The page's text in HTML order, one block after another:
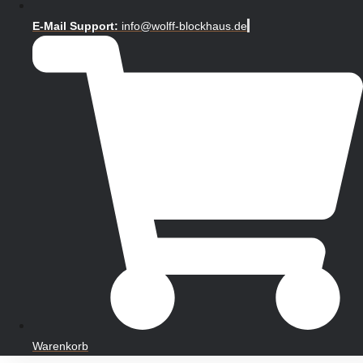
E-Mail Support: info@wolff-blockhaus.de
Warenkorb